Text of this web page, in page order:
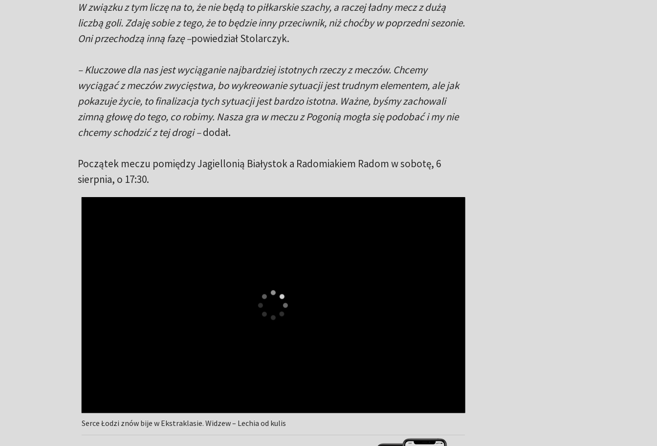
W związku z tym liczę na to, że nie będą to piłkarskie szachy, a raczej ładny mecz z dużą
liczbą goli. Zdaję sobie z tego, że to będzie inny przeciwnik, niż choćby w poprzedni sezonie.
Oni przechodzą inną fazę –powiedział Stolarczyk.
– Kluczowe dla nas jest wyciąganie najbardziej istotnych rzeczy z meczów. Chcemy
wyciągać z meczów zwycięstwa, bo wykreowanie sytuacji jest trudnym elementem, ale jak
pokazuje życie, to finalizacja tych sytuacji jest bardzo istotna. Ważne, byśmy zachowali
zimną głowę do tego, co robimy. Nasza gra w meczu z Pogonią mogła się podobać i my nie
chcemy schodzić z tej drogi –dodał.
Początek meczu pomiędzy Jagiellonią Białystok a Radomiakiem Radom w sobotę, 6
sierpnia, o 17:30.
Serce Łodzi znów bije w Ekstraklasie. Widzew – Lechia od kulis